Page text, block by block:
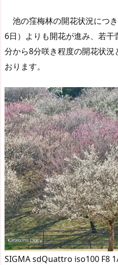
池の窪梅林の開花状況につ
6日）よりも開花が進み、若
分から8分咲き程度の開花状
おります。
SIGMA sdQuattro iso100 F8